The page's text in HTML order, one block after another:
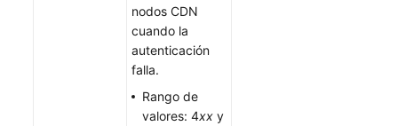
nodos CDN
cuando la
autenticación
falla.
Rango de
valores: 4xx y